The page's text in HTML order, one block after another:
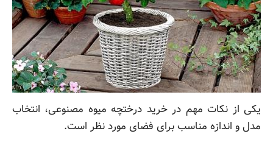
یکی از نکات مهم در خرید درختچه میوه مصنوعی، انتخاب
مدل و اندازه مناسب برای فضای مورد نظر است.